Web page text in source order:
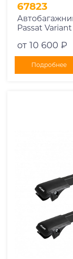
67823
Passat
от 10 600 ₽
Подробнее